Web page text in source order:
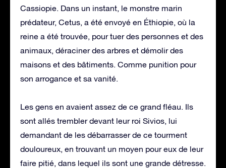
Cassiopie. Dans un instant, le monstre marin
prédateur, Cetus, a été envoyé en Éthiopie, où la
reine a été trouvée, pour tuer des personnes et des
animaux, déraciner des arbres et démolir des
maisons et des bâtiments. Comme punition pour
son arrogance et sa vanité.
Les gens en avaient assez de ce grand fléau. Ils
sont allés trembler devant leur roi Sivios, lui
demandant de les débarrasser de ce tourment
douloureux, en trouvant un moyen pour eux de leur
faire pitié, dans lequel ils sont une grande détresse.